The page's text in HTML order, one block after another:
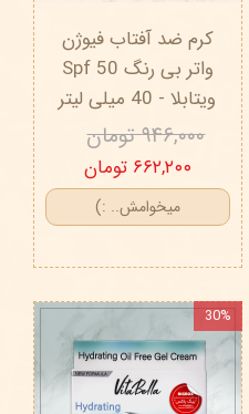
کرم ضد آفتاب فیوژن
واتر بی رنگ Spf 50
ویتابلا - 40 میلی لیتر
۹۴۶,۰۰۰ تومان
۶۶۲,۲۰۰ تومان
میخوامش.. :)
30%